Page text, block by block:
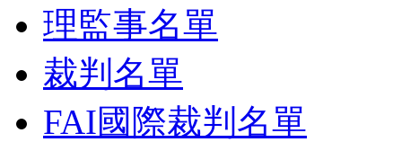
理監事名單
裁判名單
FAI國際裁判名單